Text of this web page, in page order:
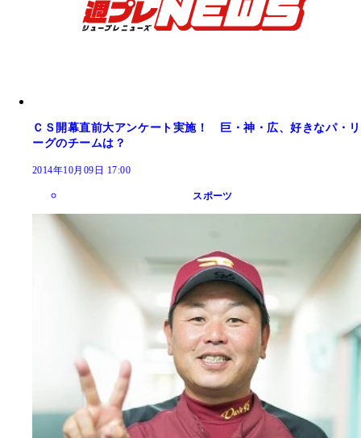
ＣＳ開幕直前大アンケート実施！ 巨・神・広、好きなパ・リ
ーグのチームは？
2014年10月09日 17:00
スポーツ